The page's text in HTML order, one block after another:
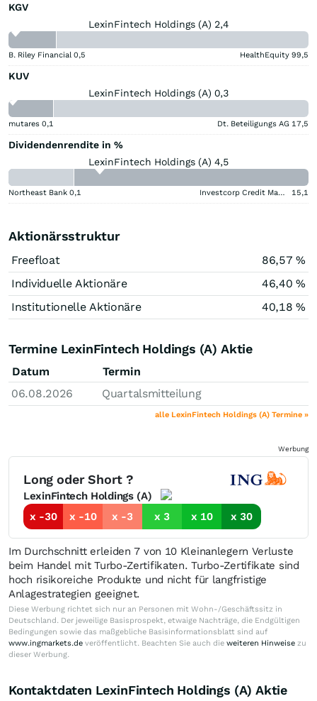
KGV
LexinFintech Holdings (A) 2,4
B. Riley Financial 0,5 HealthEquity 99,5
KUV
LexinFintech Holdings (A) 0,3
mutares 0,1 Dt. Beteiligungs AG 17,5
Dividendenrendite in %
LexinFintech Holdings (A) 4,5
Northeast Bank 0,1 Investcorp Credit Management BDC 15,1
Aktionärsstruktur
Freefloat
86,57 %
Individuelle Aktionäre
46,40 %
Institutionelle Aktionäre
40,18 %
Termine LexinFintech Holdings (A) Aktie
Datum
Termin
06.08.2026
Quartalsmitteilung
alle LexinFintech Holdings (A) Termine »
Werbung
Long oder Short ?
LexinFintech Holdings (A)
x -30
x -10 x -3 x 3 x 10 x 30
Im Durchschnitt erleiden 7 von 10 Kleinanlegern Verluste
beim Handel mit Turbo-Zertifikaten. Turbo-Zertifikate sind
hoch risikoreiche Produkte und nicht für langfristige
Anlagestrategien geeignet.
Diese Werbung richtet sich nur an Personen mit Wohn-/Geschäftssitz in
Deutschland. Der jeweilige Basisprospekt, etwaige Nachträge, die Endgültigen
Bedingungen sowie das maßgebliche Basisinformationsblatt sind auf
www.ingmarkets.de veröffentlicht. Beachten Sie auch die weiteren Hinweise zu
dieser Werbung.
Kontaktdaten LexinFintech Holdings (A) Aktie